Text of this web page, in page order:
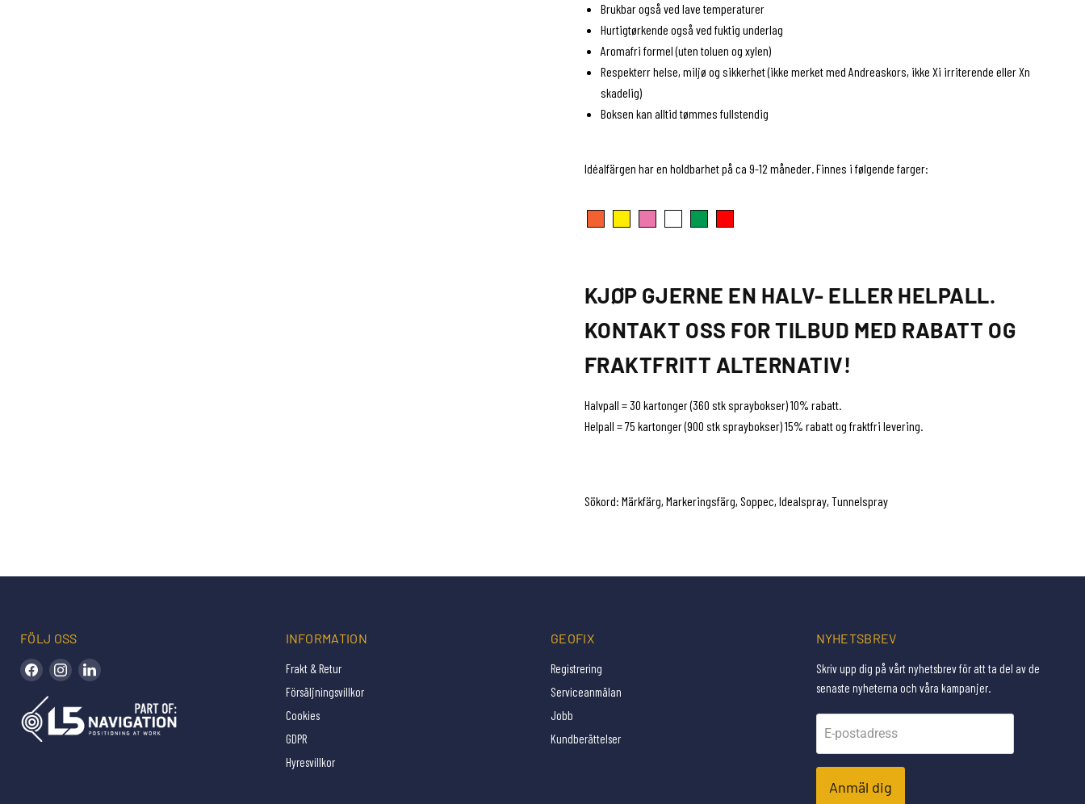
Brukbar også ved lave temperaturer
Hurtigtørkende også ved fuktig underlag
Aromafri formel (uten toluen og xylen)
Respekterr helse, miljø og sikkerhet (ikke merket med Andreaskors, ikke Xi irriterende eller Xn
skadelig)
Boksen kan alltid tømmes fullstendig
Idéalfärgen har en holdbarhet på ca 9-12 måneder. Finnes i følgende farger:
KJØP GJERNE EN HALV- ELLER HELPALL.
KONTAKT OSS FOR TILBUD MED RABATT OG
FRAKTFRITT ALTERNATIV!
Halvpall = 30 kartonger (360 stk spraybokser) 10% rabatt.
Helpall = 75 kartonger (900 stk spraybokser) 15% rabatt og fraktfri levering.
Sökord: Märkfärg, Markeringsfärg, Soppec, Idealspray, Tunnelspray
FÖLJ OSS
Hitta oss på Facebook
Hitta oss på Instagram
INFORMATION
Frakt & Retur
Försäljningsvillkor
Cookies
GDPR
Hyresvillkor
GEOFIX
Registrering
Serviceanmälan
Jobb
Kundberättelser
NYHETSBREV
Skriv upp dig på vårt nyhetsbrev för att ta del av de
senaste nyheterna och våra kampanjer.
E-postadress
Anmäl dig